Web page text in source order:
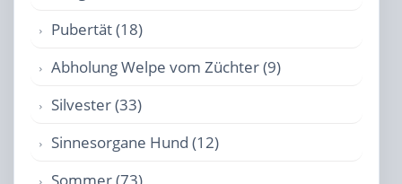
Pubertät (18)
Abholung Welpe vom Züchter (9)
Silvester (33)
Sinnesorgane Hund (12)